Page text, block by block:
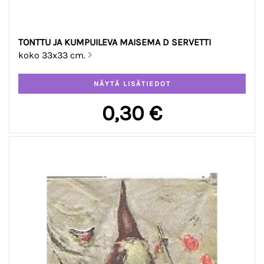
TONTTU JA KUMPUILEVA MAISEMA D SERVETTI
koko 33x33 cm.
0,30 €